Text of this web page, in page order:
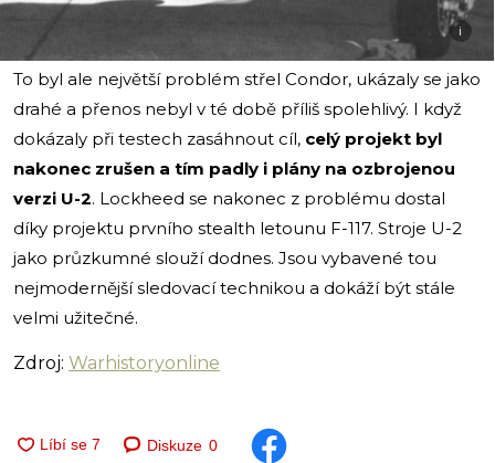
i
To byl ale největší problém střel Condor, ukázaly se jako
drahé a přenos nebyl v té době příliš spolehlivý. I když
dokázaly při testech zasáhnout cíl, celý projekt byl
nakonec zrušen a tím padly i plány na ozbrojenou
verzi U-2. Lockheed se nakonec z problému dostal
díky projektu prvního stealth letounu F-117. Stroje U-2
jako průzkumné slouží dodnes. Jsou vybavené tou
nejmodernější sledovací technikou a dokáží být stále
velmi užitečné.
Zdroj: Warhistoryonline
Diskuze 0